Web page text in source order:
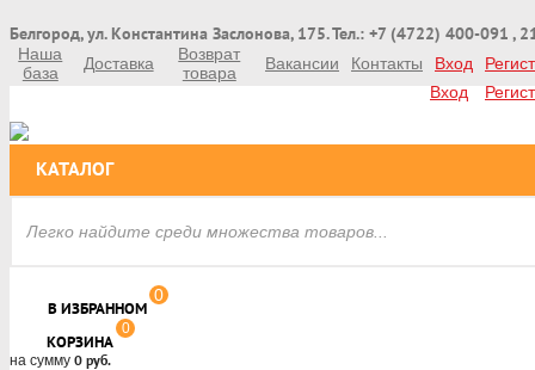
Белгород, ул. Константина Заслонова, 175. Тел.: +7 (4722) 400-091 ,
Наша
база
Доставка
Возврат
товара
Вакансии Контакты Вход
Вход
КАТАЛОГ
В ИЗБРАННОМ
0
КОРЗИНА
0
на сумму 0 руб.